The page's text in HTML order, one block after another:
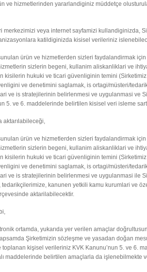
ve hizmetlerinden yararlandiginiz müddetçe
veya internet sayfamizi kullandiginizda,
katildiginizda kisisel verileriniz
ürün ve hizmetlerden sizleri faydalandirmak
sizlerin begeni, kullanim aliskanliklari ve
kisilerin hukuki ve ticari güvenliginin temini
ve denetimini saglamak, is ortagi/müsteri/
ve is stratejilerinin belirlenmesi ve uygulanmasi ve
5. ve 6. maddelerinde belirtilen kisisel veri isleme
aktarılabileceği,
ürün ve hizmetlerden sizleri faydalandirmak
sizlerin begeni, kullanim aliskanliklari ve
kisilerin hukuki ve ticari güvenliginin temini
ve denetimini saglamak, is ortagi/müsteri/
ve is stratejilerinin belirlenmesi ve uygulanmasi ile
kanunen yetkili kamu kurumlari ve
aktarilabilecektir.
ortamda, yukarıda yer verilen amaçlar
Şirketimizin sözleşme ve yasadan doğan
kişisel verileriniz KVK Kanunu’nun 5. ve 6.
maddelerinde belirtilen amaçlarla da işlenebilmekte